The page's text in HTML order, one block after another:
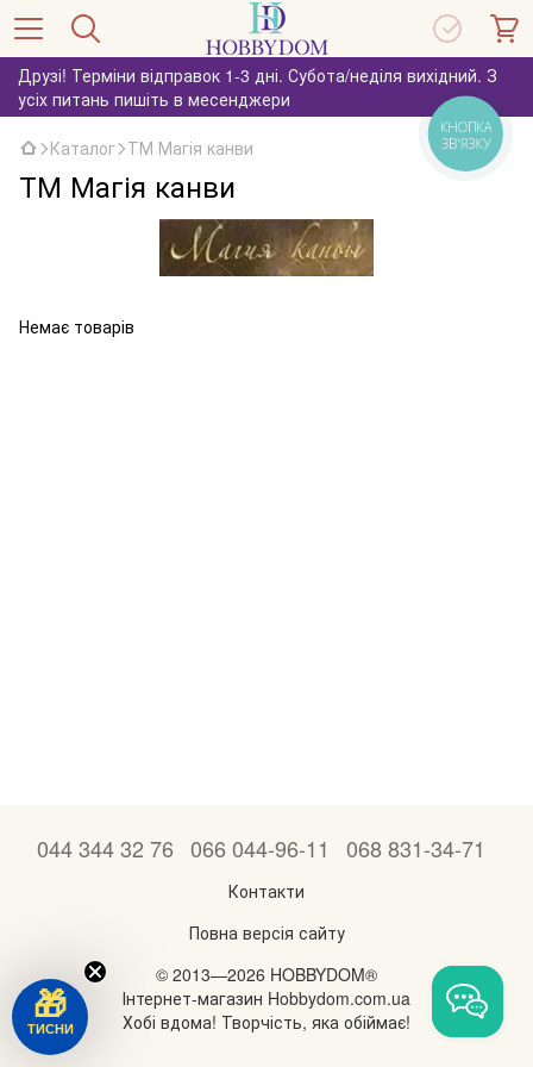
Друзі! Терміни відправок 1-3 дні. Субота/неділя вихідний. З
усіх питань пишіть в месенджери
Каталог ТМ Магія канви
ТМ Магія канви
Немає товарів
044 344 32 76 066 044-96-11 068 831-34-71
Контакти
Повна версія сайту
© 2013—2026 HOBBYDOM®
Інтернет-магазин Hobbydom.com.ua
Хобі вдома! Творчість, яка обіймає!
КНОПКА
ЗВ'ЯЗКУ
🎁
ТИСНИ